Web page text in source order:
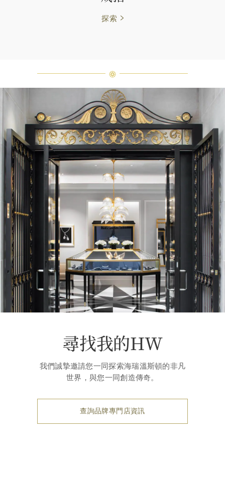
探索
尋找我的HW
我們誠摯邀請您一同探索海瑞溫斯頓的非凡
世界，與您一同創造傳奇。
查詢品牌專門店資訊